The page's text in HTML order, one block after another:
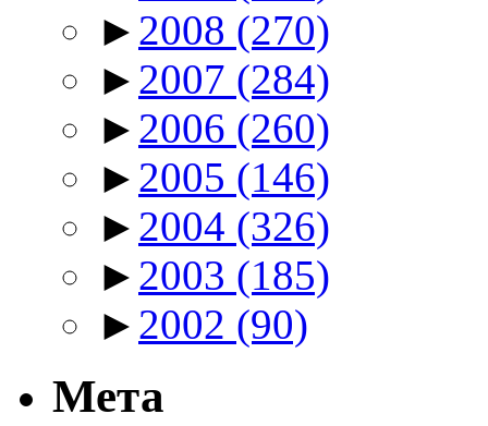
► 2008 (270)
► 2007 (284)
► 2006 (260)
► 2005 (146)
► 2004 (326)
► 2003 (185)
► 2002 (90)
Мета